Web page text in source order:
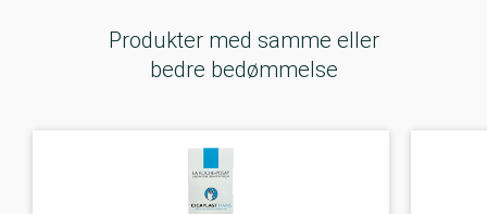
Produkter med samme eller
bedre bedømmelse